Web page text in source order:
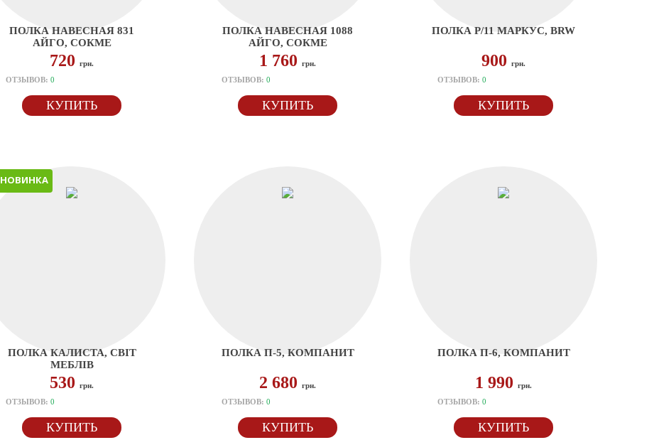
ПОЛКА НАВЕСНАЯ 831
АЙГО, СОКМЕ
720 грн.
ОТЗЫВОВ: 0
КУПИТЬ
ПОЛКА НАВЕСНАЯ 1088
АЙГО, СОКМЕ
1 760 грн.
ОТЗЫВОВ: 0
КУПИТЬ
ПОЛКА P/11 МАРКУС, BRW
900 грн.
ОТЗЫВОВ: 0
КУПИТЬ
НОВИНКА
ПОЛКА КАЛИСТА, СВІТ
МЕБЛІВ
530 грн.
ОТЗЫВОВ: 0
КУПИТЬ
ПОЛКА П-5, КОМПАНИТ
2 680 грн.
ОТЗЫВОВ: 0
КУПИТЬ
ПОЛКА П-6, КОМПАНИТ
1 990 грн.
ОТЗЫВОВ: 0
КУПИТЬ